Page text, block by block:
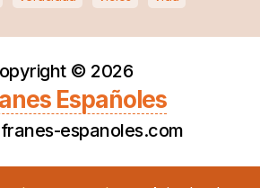
© 2026
Españoles
espanoles.com